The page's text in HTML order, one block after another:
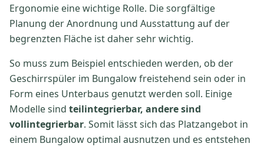
Ergonomie eine wichtige Rolle. Die sorgfältige
Planung der Anordnung und Ausstattung auf der
begrenzten Fläche ist daher sehr wichtig.
So muss zum Beispiel entschieden werden, ob der
Geschirrspüler im Bungalow freistehend sein oder in
Form eines Unterbaus genutzt werden soll. Einige
Modelle sind teilintegrierbar, andere sind
vollintegrierbar. Somit lässt sich das Platzangebot in
einem Bungalow optimal ausnutzen und es entstehen